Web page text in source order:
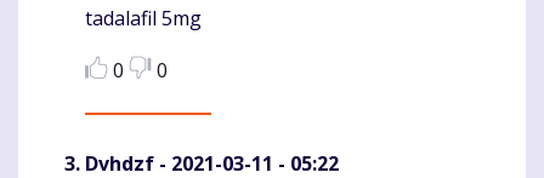
tadalafil 5mg
0
0
Dvhdzf - 2021-03-11 - 05:22